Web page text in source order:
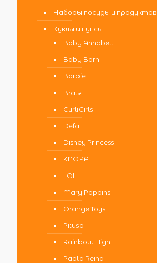
Наборы посуды и продуктов
Куклы и пупсы
Baby Annabell
Baby Born
Barbie
Bratz
CurliGirls
Defa
Disney Princess
KNOPA
LOL
Mary Poppins
Orange Toys
Pituso
Rainbow High
Paola Reina